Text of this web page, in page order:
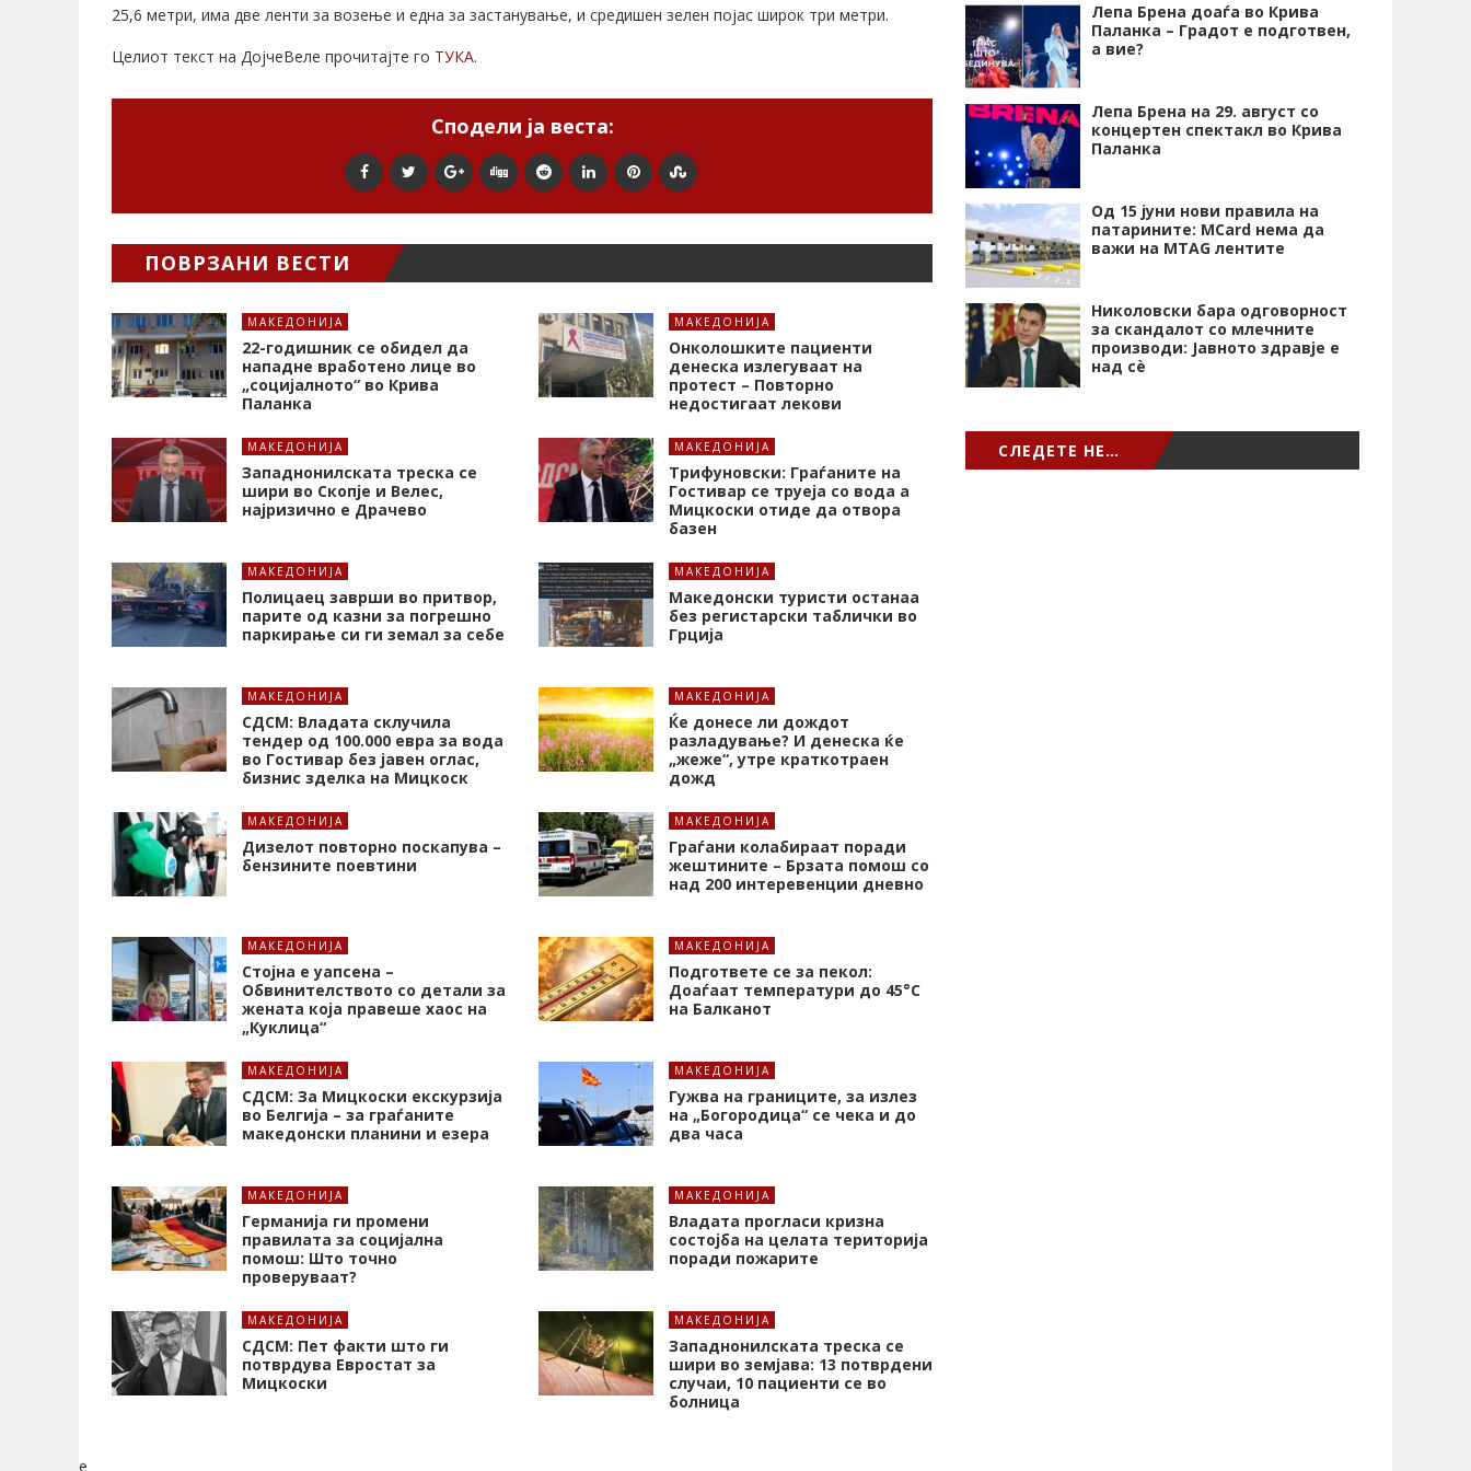
25,6 метри, има две ленти за возење и една за застанување, и средишен зелен појас широк три метри.
Целиот текст на ДојчеВеле прочитајте го ТУКА.
Сподели ја веста:
ПОВРЗАНИ ВЕСТИ
МАКЕДОНИЈА
22-годишник се обидел да
нападне вработено лице во
„социјалното“ во Крива
Паланка
МАКЕДОНИЈА
Онколошките пациенти
денеска излегуваат на
протест – Повторно
недостигаат лекови
МАКЕДОНИЈА
Западнонилската треска се
шири во Скопје и Велес,
најризично е Драчево
МАКЕДОНИЈА
Трифуновски: Граѓаните на
Гостивар се труеја со вода а
Мицкоски отиде да отвора
базен
МАКЕДОНИЈА
Полицаец заврши во притвор,
парите од казни за погрешно
паркирање си ги земал за себе
МАКЕДОНИЈА
Македонски туристи останаа
без регистарски таблички во
Грција
МАКЕДОНИЈА
СДСМ: Владата склучила
тендер од 100.000 евра за вода
во Гостивар без јавен оглас,
бизнис зделка на Мицкоск
МАКЕДОНИЈА
Ќе донесе ли дождот
разладување? И денеска ќе
„жеже“, утре краткотраен
дожд
МАКЕДОНИЈА
Дизелот повторно поскапува –
бензините поевтини
МАКЕДОНИЈА
Граѓани колабираат поради
жештините – Брзата помош со
над 200 интеревенции дневно
МАКЕДОНИЈА
Стојна е уапсена –
Обвинителството со детали за
жената која правеше хаос на
„Куклица“
МАКЕДОНИЈА
Подгответе се за пекол:
Доаѓаат температури до 45°C
на Балканот
МАКЕДОНИЈА
СДСМ: За Мицкоски екскурзија
во Белгија – за граѓаните
македонски планини и езера
МАКЕДОНИЈА
Гужва на границите, за излез
на „Богородица“ се чека и до
два часа
МАКЕДОНИЈА
Германија ги промени
правилата за социјална
помош: Што точно
проверуваат?
МАКЕДОНИЈА
Владата прогласи кризна
состојба на целата територија
поради пожарите
МАКЕДОНИЈА
СДСМ: Пет факти што ги
потврдува Евростат за
Мицкоски
МАКЕДОНИЈА
Западнонилската треска се
шири во земјава: 13 потврдени
случаи, 10 пациенти се во
болница
Лепа Брена доаѓа во Крива
Паланка – Градот е подготвен,
а вие?
Лепа Брена на 29. август со
концертен спектакл во Крива
Паланка
Од 15 јуни нови правила на
патарините: MCard нема да
важи на MTAG лентите
Николовски бара одговорност
за скандалот со млечните
производи: Јавното здравје е
над сѐ
СЛЕДЕТЕ НЕ…
e